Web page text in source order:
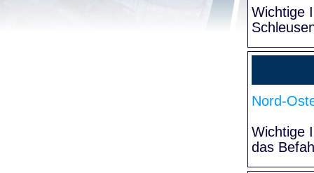
Wichtige
Nord-
Wichtige
das